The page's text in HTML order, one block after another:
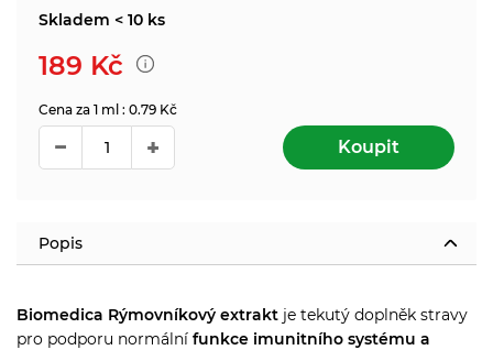
Skladem < 10 ks
189 Kč
Cena za 1 ml : 0.79 Kč
Koupit
Popis
Biomedica Rýmovníkový extrakt je tekutý doplněk stravy
pro podporu normální funkce imunitního systému a